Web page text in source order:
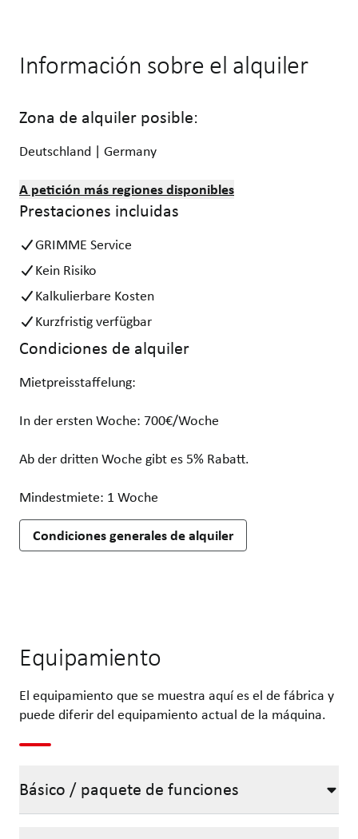
Información sobre el alquiler
Zona de alquiler posible:
Deutschland | Germany
A petición más regiones disponibles
Prestaciones incluidas
GRIMME Service
Kein Risiko
Kalkulierbare Kosten
Kurzfristig verfügbar
Condiciones de alquiler
Mietpreisstaffelung:
In der ersten Woche: 700€/Woche
Ab der dritten Woche gibt es 5% Rabatt.
Mindestmiete: 1 Woche
Condiciones generales de alquiler
Equipamiento
El equipamiento que se muestra aquí es el de fábrica y
puede diferir del equipamiento actual de la máquina.
Básico / paquete de funciones